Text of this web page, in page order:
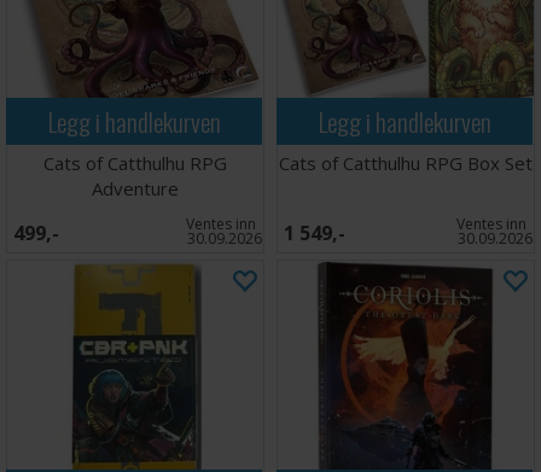
Legg i handlekurven
Cats of Catthulhu RPG
Adventure
499,- Ventes inn
30.09.2026
Legg i handlekurven
Cats of Catthulhu RPG Box Set
1 549,- Ventes inn
30.09.2026